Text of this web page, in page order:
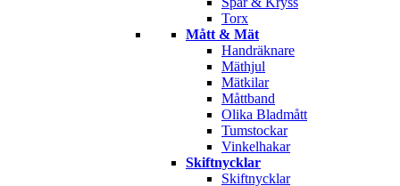
Torx
Mått & Mät
Handräknare
Mäthjul
Mätkilar
Måttband
Olika Bladmått
Tumstockar
Vinkelhakar
Skiftnycklar
Skiftnycklar